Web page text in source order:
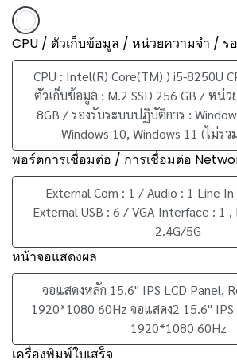
CPU / ตัวเก็บข้อมูล / หน่วยความจำ / ร
CPU : Intel(R) Core(TM) ) i5-8250U
ตัวเก็บข้อมูล : M.2 SSD 256 GB / หน่ว
8GB / รองรับระบบปฏิบัติการ :
Windows 10, Windows 11 (ไม่ร
พอร์ตการเชื่อมต่อ / การเชื่อมต่อ
External Com : 1 / Audio : 1 Line
External USB : 6 / VGA Interface : 1 ,
2.4G/5G
หน้าจอแสดงผล
จอแสดงหลัก 15.6" IPS LCD Panel,
1920*1080 60Hz จอแสดง2 15.6" IPS
1920*1080 60Hz
เครื่องพิมพ์ใบเสร็จ